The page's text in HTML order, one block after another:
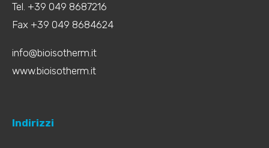
Tel. +39 049 8687216
Fax +39 049 8684624
info@bioisotherm.it
www.bioisotherm.it
Indirizzi